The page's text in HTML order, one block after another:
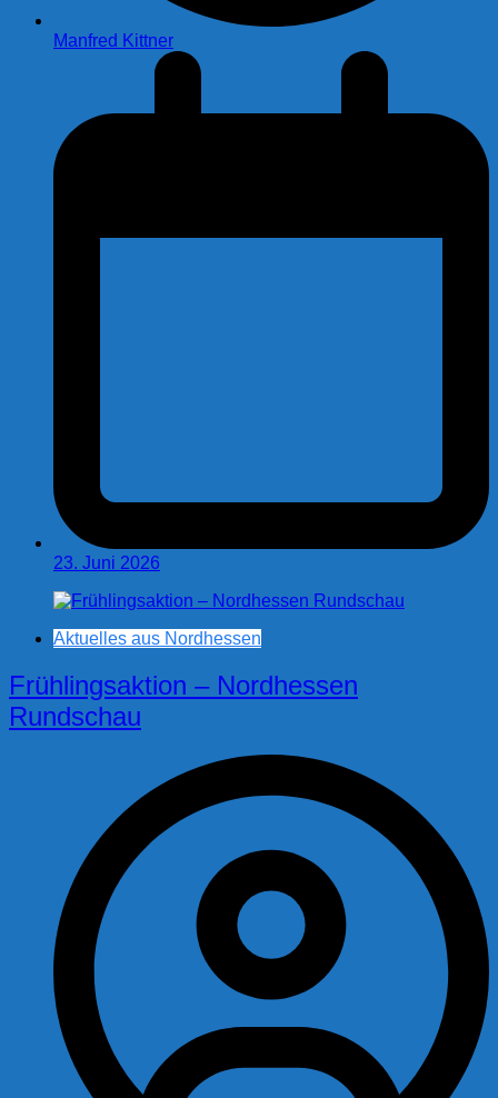
Manfred Kittner
23. Juni 2026
Aktuelles aus Nordhessen
Frühlingsaktion – Nordhessen
Rundschau